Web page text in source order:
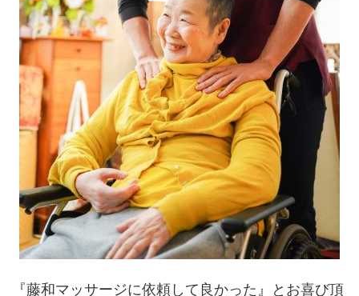
『藤和マッサージに依頼して良かった』とお喜び頂